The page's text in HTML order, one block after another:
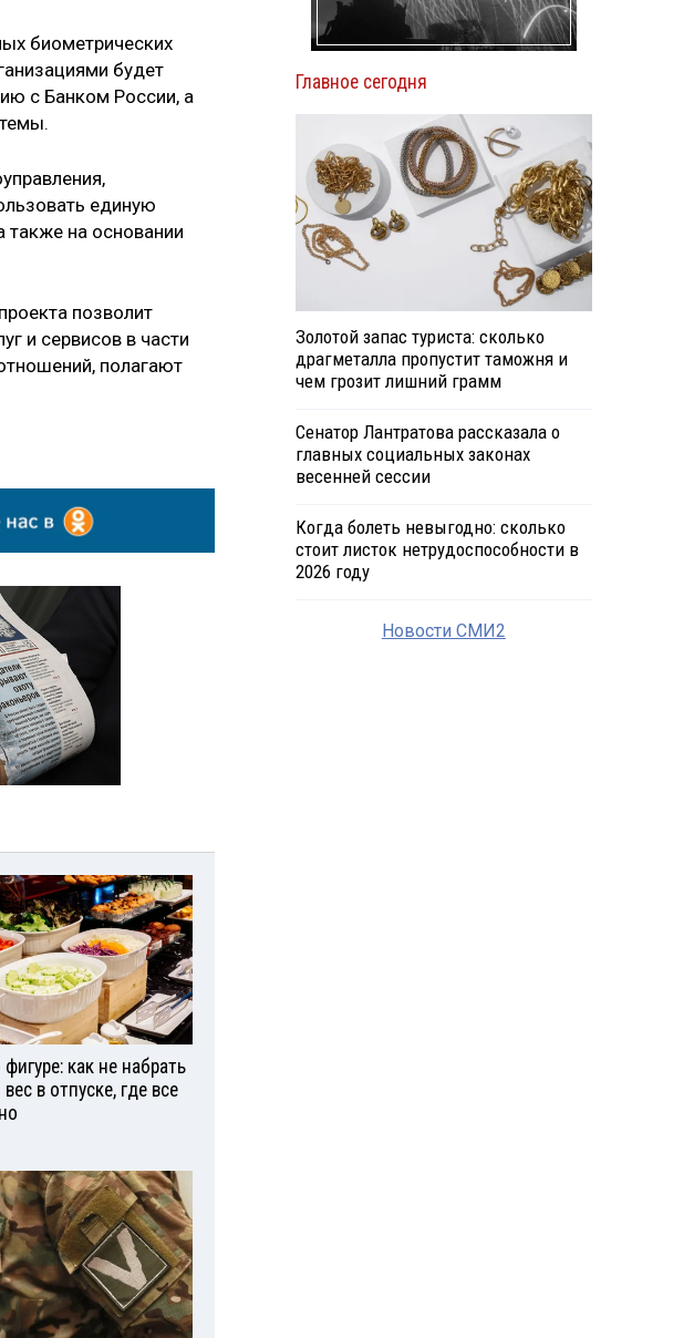
биометрических
будет
с Банком России, а
единую
также на основании
позволит
и сервисов в части
полагают
как не набрать
в отпуске, где все
Главное сегодня
Золотой запас туриста: сколько
драгметалла пропустит таможня и
чем грозит лишний грамм
Сенатор Лантратова рассказала о
главных социальных законах
весенней сессии
Когда болеть невыгодно: сколько
стоит листок нетрудоспособности в
2026 году
Новости СМИ2